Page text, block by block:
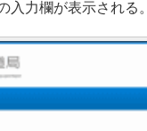
入力欄が表示される。